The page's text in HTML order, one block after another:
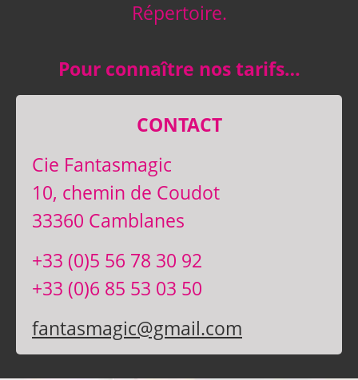
Répertoire.
Pour connaître nos tarifs…
CONTACT
Cie Fantasmagic
10, chemin de Coudot
33360 Camblanes
+33 (0)5 56 78 30 92
+33 (0)6 85 53 03 50
fantasmagic@gmail.com